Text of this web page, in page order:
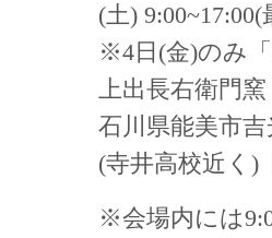
(土)
※4日(金)のみ
上出長右衛門窯
石川県能美市吉
(寺井高校近く)
※会場内には